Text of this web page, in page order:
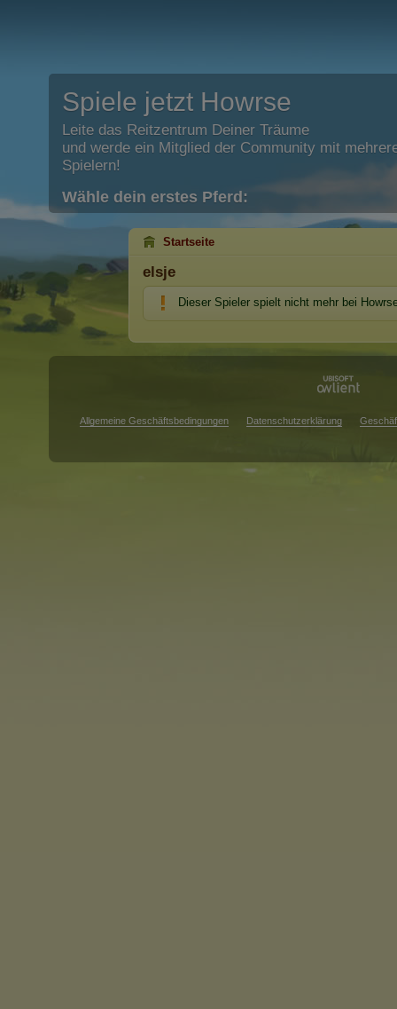
Spiele jetzt Howrse
Leite das Reitzentrum Deiner Träume
und werde ein Mitglied der Community mit
Spielern!
Wähle dein erstes Pferd:
Startseite
elsje
Dieser Spieler spielt nicht mehr bei
Allgemeine Geschäftsbedingungen Datenschutzerklärung